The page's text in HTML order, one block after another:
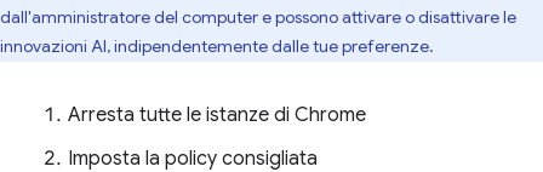
dall'amministratore del computer e possono attivare o disattivare le
innovazioni AI, indipendentemente dalle tue preferenze.
Arresta tutte le istanze di Chrome
Imposta la policy consigliata